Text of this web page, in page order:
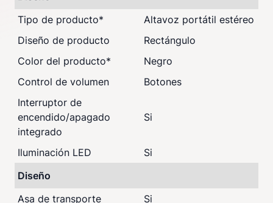
Tipo de producto*
Altavoz portátil estéreo
Diseño de producto
Rectángulo
Color del producto*
Negro
Control de volumen
Botones
Interruptor de
encendido/apagado
integrado
Si
Iluminación LED
Si
Diseño
Asa de transporte
Si